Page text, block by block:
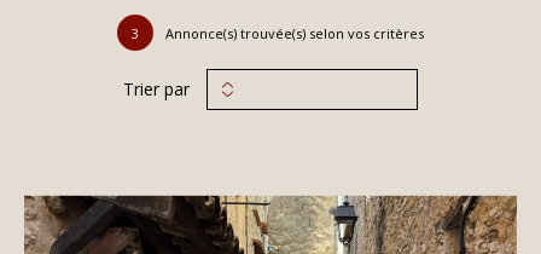
3 Annonce(s) trouvée(s) selon vos critères
Trier par